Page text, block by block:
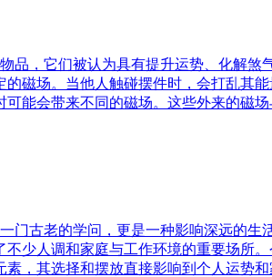
品，它们被认为具有提升运势、化解
磁场。当他人触碰摆件时，会打乱其
能会带来不同的磁场。这些外来的磁
门古老的学问，更是一种影响深远的
少人调和家庭与工作环境的重要场所
，其选择和摆放直接影响到个人运势